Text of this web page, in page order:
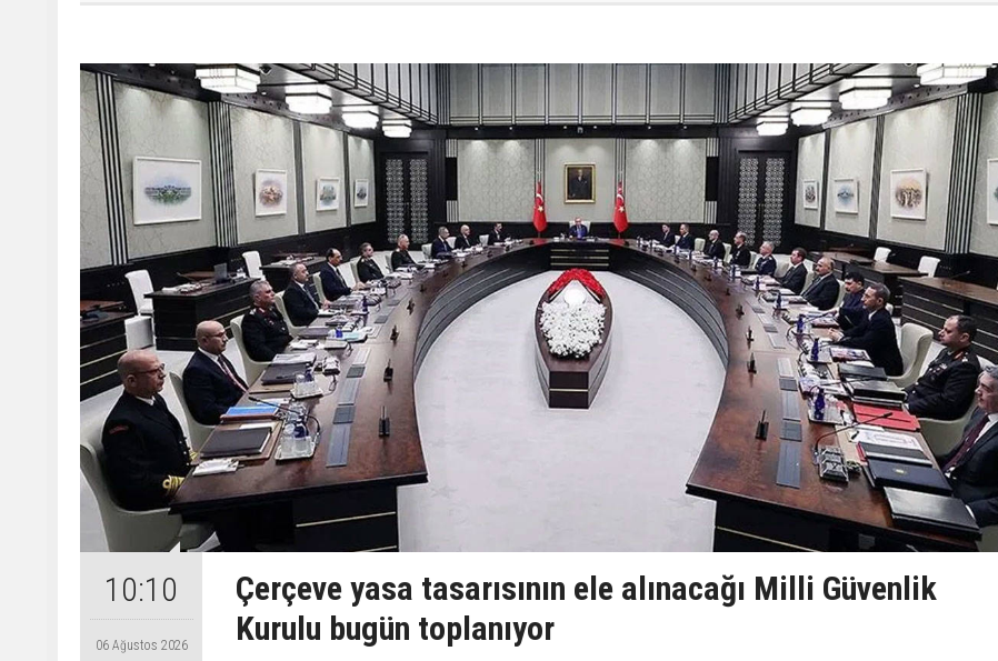
10:10
06 Ağustos 2026
Çerçeve yasa tasarısının ele alınacağı Milli Güvenlik
Kurulu bugün toplanıyor